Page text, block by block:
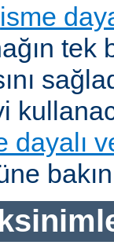
isme
tek
dayalı